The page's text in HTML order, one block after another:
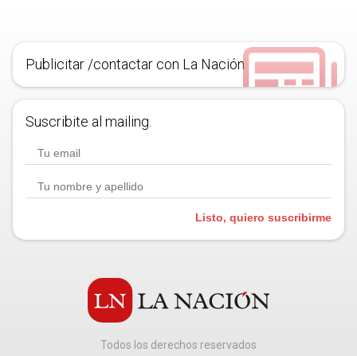
Publicitar /contactar con La Nación
Suscribite al mailing.
Listo, quiero suscribirme
Todos los derechos reservados